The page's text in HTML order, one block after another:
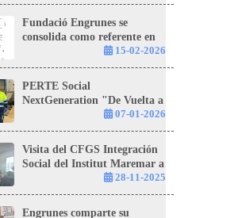
Fundació Engrunes se
consolida como referente en
economía circular con el
PERTE NextGeneration
“Plan C”
15-02-2026
PERTE Social
NextGeneration "De Vuelta a
Casa”: transformar residuos
en oportunidades
07-01-2026
Visita del CFGS Integración
Social del Institut Maremar a
Engrunes en el marco de la
Semana Europea de
Reducción de Residuos
28-11-2025
Engrunes comparte su